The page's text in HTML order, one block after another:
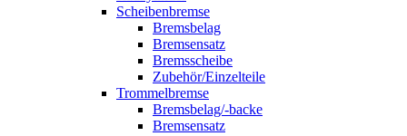
Scheibenbremse
Bremsbelag
Bremsensatz
Bremsscheibe
Zubehör/Einzelteile
Trommelbremse
Bremsbelag/-backe
Bremsensatz